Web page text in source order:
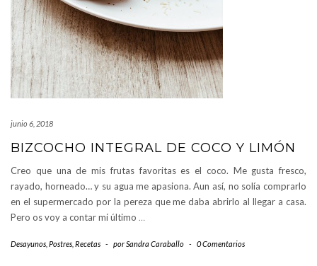
junio 6, 2018
BIZCOCHO INTEGRAL DE COCO Y LIMÓN
Creo que una de mis frutas favoritas es el coco. Me gusta fresco,
rayado, horneado… y su agua me apasiona. Aun así, no solía comprarlo
en el supermercado por la pereza que me daba abrirlo al llegar a casa.
Pero os voy a contar mi último …
Desayunos Postres Recetas - porSandra Caraballo - 0 Comentarios